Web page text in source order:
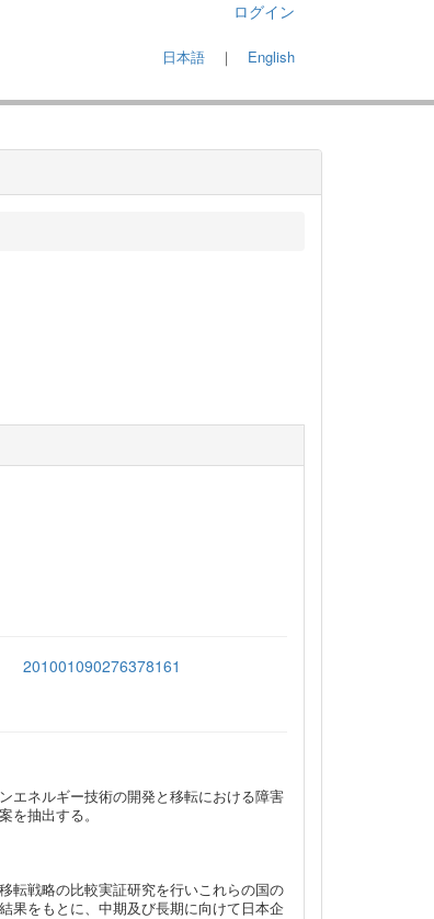
ログイン
日本語 ｜ English
201001090276378161
エネルギー技術の開発と移転における障害
抽出する。
転戦略の比較実証研究を行いこれらの国の
果をもとに、中期及び長期に向けて日本企